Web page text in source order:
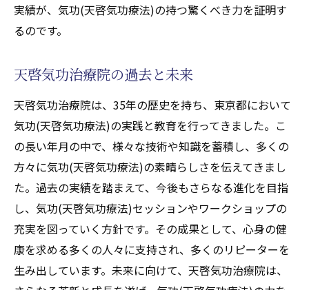
実績が、気功(天啓気功療法)の持つ驚くべき力を証明す
るのです。
天啓気功治療院の過去と未来
天啓気功治療院は、35年の歴史を持ち、東京都において
気功(天啓気功療法)の実践と教育を行ってきました。こ
の長い年月の中で、様々な技術や知識を蓄積し、多くの
方々に気功(天啓気功療法)の素晴らしさを伝えてきまし
た。過去の実績を踏まえて、今後もさらなる進化を目指
し、気功(天啓気功療法)セッションやワークショップの
充実を図っていく方針です。その成果として、心身の健
康を求める多くの人々に支持され、多くのリピーターを
生み出しています。未来に向けて、天啓気功治療院は、